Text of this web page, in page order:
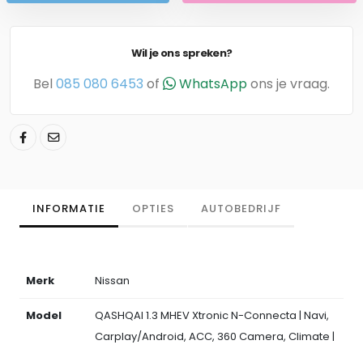
Wil je ons spreken?
Bel 085 080 6453 of WhatsAppons je vraag.
INFORMATIE OPTIES AUTOBEDRIJF
Merk Nissan
Model
QASHQAI 1.3 MHEV Xtronic N-Connecta | Navi,
Carplay/Android, ACC, 360 Camera, Climate |